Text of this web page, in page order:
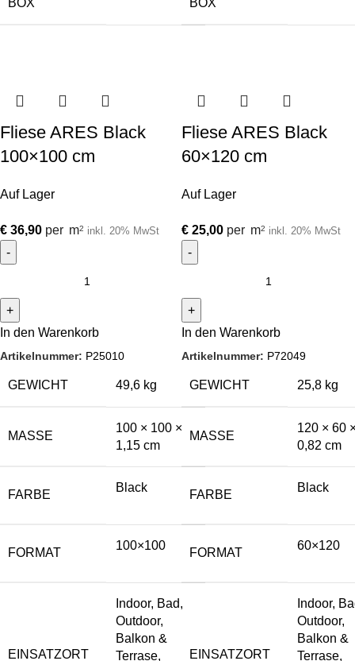
Fliese ARES Black
100×100 cm
Auf Lager
€ 36,90 per m2 inkl. 20% MwSt
In den Warenkorb
Artikelnummer: P25010
GEWICHT 49,6 kg
MASSE
100 × 100 ×
1,15 cm
FARBE
Black
FORMAT
100×100
EINSATZORT
Indoor, Bad,
Outdoor,
Balkon &
Terrase,
Fliese ARES Black
60×120 cm
Auf Lager
€ 25,00 per m2 inkl. 20% MwSt
In den Warenkorb
Artikelnummer: P72049
GEWICHT 25,8 kg
MASSE
120 × 60
0,82 cm
FARBE
Black
FORMAT
60×120
EINSATZORT
Indoor,
Outdoor,
Balkon &
Terrase,